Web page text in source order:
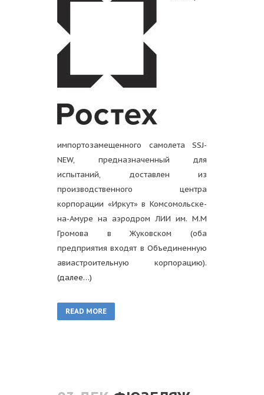
импортозамещенного самолета SSJ-
NEW, предназначенный для
испытаний, доставлен из
производственного центра
корпорации «Иркут» в Комсомольске-
на-Амуре на аэродром ЛИИ им. М.М
Громова в Жуковском (оба
предприятия входят в Объединенную
авиастроительную корпорацию).
(далее…)
READ MORE